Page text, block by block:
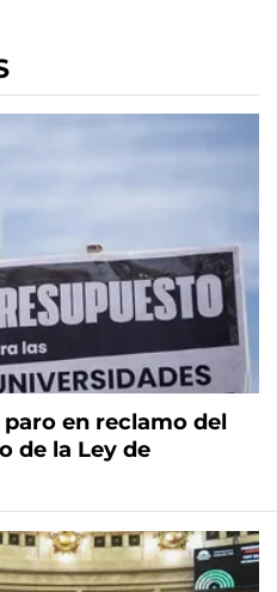
en reclamo del
de la Ley de